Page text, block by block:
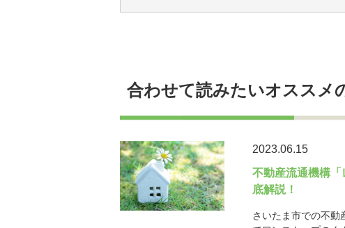
合わせて読みたいオススメ
2023.06.15
不動産流通機構
底解説！
さいたま市での不動